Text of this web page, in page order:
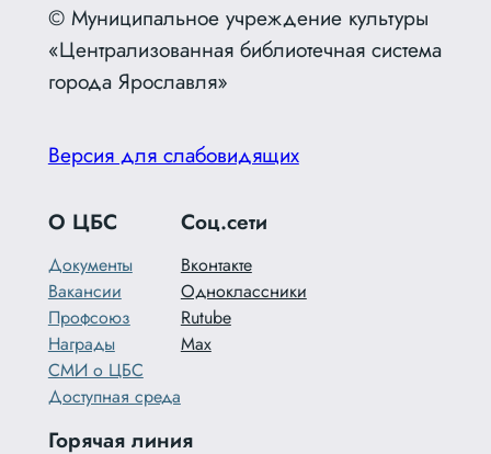
© Муниципальное учреждение культуры
«Централизованная библиотечная система
города Ярославля»
Версия для слабовидящих
О ЦБС
Документы
Вакансии
Профсоюз
Награды
СМИ о ЦБС
Доступная среда
Соц.сети
Вконтакте
Одноклассники
Rutube
Max
Горячая линия